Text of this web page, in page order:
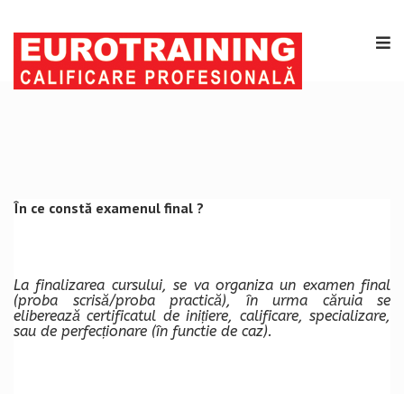
În ce constă examenul final ?
La finalizarea cursului, se va organiza un examen final
(proba scrisă/proba practică), în urma căruia se
eliberează certificatul de inițiere, calificare, specializare,
sau de perfecționare (în functie de caz).